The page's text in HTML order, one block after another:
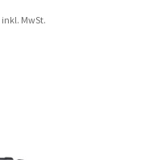
inkl. MwSt.